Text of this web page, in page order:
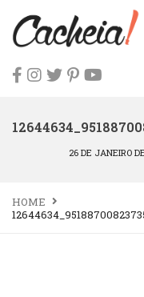
26 DE JANEIRO
HOME